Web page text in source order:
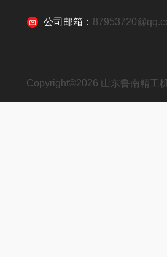
公司邮箱：
Copyright©2026 山东鲁南精工